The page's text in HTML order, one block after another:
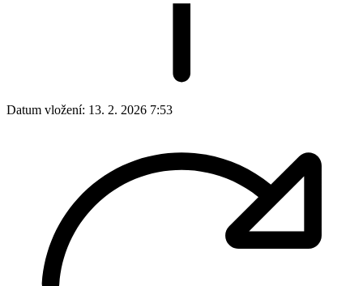
Datum vložení: 13. 2. 2026 7:53